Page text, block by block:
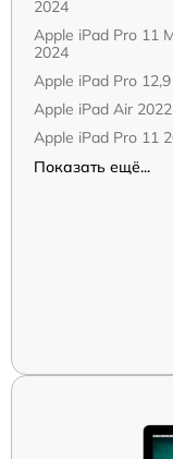
2024
Apple iPad Pro 11
2024
Apple iPad Pro
Apple iPad Air 2022
Apple iPad Pro 11
Показать ещё...